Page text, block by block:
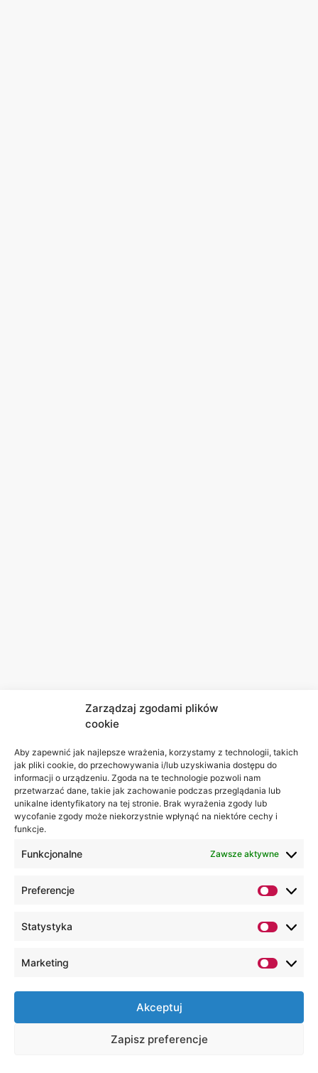
Zarządzaj zgodami plików
cookie
Aby zapewnić jak najlepsze wrażenia, korzystamy z technologii, takich
jak pliki cookie, do przechowywania i/lub uzyskiwania dostępu do
informacji o urządzeniu. Zgoda na te technologie pozwoli nam
przetwarzać dane, takie jak zachowanie podczas przeglądania lub
unikalne identyfikatory na tej stronie. Brak wyrażenia zgody lub
wycofanie zgody może niekorzystnie wpłynąć na niektóre cechy i
funkcje.
Funkcjonalne Zawsze aktywne
Preferencje
Statystyka
Marketing
Akceptuj
Zapisz preferencje